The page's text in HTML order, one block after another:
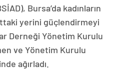
Bursa’da kadınların
yerini güçlendirmeyi
Derneği Yönetim Kurulu
ve Yönetim Kurulu
ağırladı.